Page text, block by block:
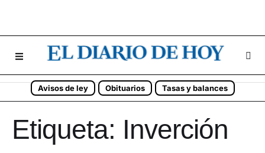
Avisos de ley Obituarios Tasas y balances
Etiqueta: Inverción